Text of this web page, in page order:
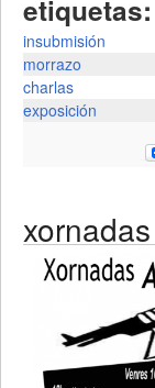
etiquetas:
insubmisión
morrazo
charlas
exposición